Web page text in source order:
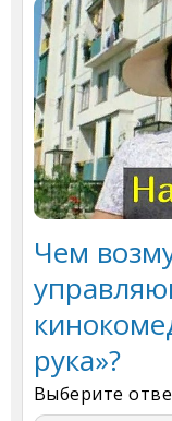
Чем
рука»?
Выберите